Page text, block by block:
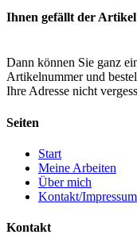
Ihnen gefällt der
Dann können Sie ganz
Artikelnummer und
Ihre Adresse nicht
Seiten
Start
Meine Arbeiten
Über mich
Kontakt/Impressum
Kontakt